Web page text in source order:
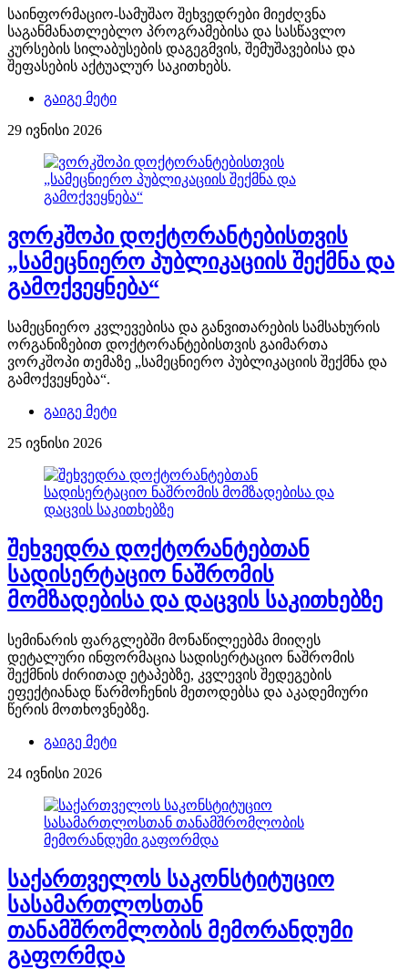
საინფორმაციო-სამუშაო შეხვედრები მიეძღვნა
საგანმანათლებლო პროგრამებისა და სასწავლო
კურსების სილაბუსების დაგეგმვის, შემუშავებისა და
შეფასების აქტუალურ საკითხებს.
გაიგე მეტი
29 ივნისი 2026
ვორკშოპი დოქტორანტებისთვის
„სამეცნიერო პუბლიკაციის შექმნა და
გამოქვეყნება“
სამეცნიერო კვლევებისა და განვითარების სამსახურის
ორგანიზებით დოქტორანტებისთვის გაიმართა
ვორკშოპი თემაზე „სამეცნიერო პუბლიკაციის შექმნა და
გამოქვეყნება“.
გაიგე მეტი
25 ივნისი 2026
შეხვედრა დოქტორანტებთან
სადისერტაციო ნაშრომის
მომზადებისა და დაცვის საკითხებზე
სემინარის ფარგლებში მონაწილეებმა მიიღეს
დეტალური ინფორმაცია სადისერტაციო ნაშრომის
შექმნის ძირითად ეტაპებზე, კვლევის შედეგების
ეფექტიანად წარმოჩენის მეთოდებსა და აკადემიური
წერის მოთხოვნებზე.
გაიგე მეტი
24 ივნისი 2026
საქართველოს საკონსტიტუციო
სასამართლოსთან
თანამშრომლობის მემორანდუმი
გაფორმდა